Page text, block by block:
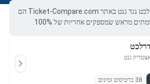
כל הכרטיסים לאנדרלכט נגד גנט באתר Ticket-Compare.com הם
מראש שמספקים אחריות של 100%.
גנט
38 כרטיסים זמינים